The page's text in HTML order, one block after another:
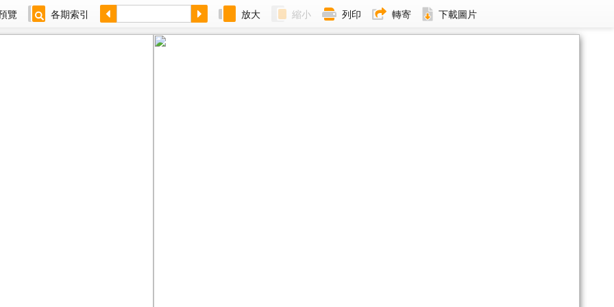
覽 各期索引 放大 縮小 列印 轉寄 下載圖片